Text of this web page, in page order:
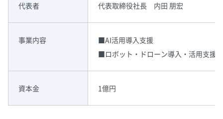
代表者 代表取締役社長 内田 朋宏
事業内容
■AI活用導入支援
■ロボット・ドローン導入・活用支援
資本金 1億円